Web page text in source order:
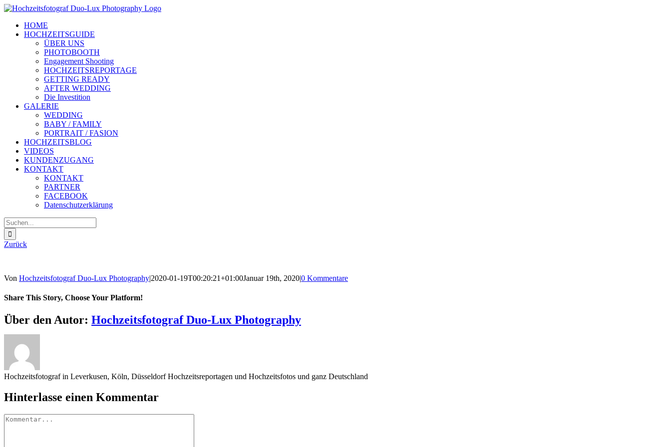
Zum
springenHOME
HOCHZEITSGUIDE
ÜBER UNS
PHOTOBOOTH
Engagement Shooting
HOCHZEITSREPORTAGE
GETTING READY
AFTER WEDDING
Die Investition
GALERIE
WEDDING
BABY / FAMILY
PORTRAIT / FASION
HOCHZEITSBLOG
VIDEOS
KUNDENZUGANG
KONTAKT
KONTAKT
PARTNER
FACEBOOK
Datenschutzerklärung
Suche
nach:
Zurück
Von Hochzeitsfotograf Duo-Lux Photography|2020-01-19T00:20:21+01:00Januar 19th, 2020|0 Kommentare
Share This Story, Choose Your Platform!
Sharing_facebook
Sharing_twitter
Sharing_reddit
Über den Autor: Hochzeitsfotograf Duo-Lux Photography
Hochzeitsfotograf in Leverkusen, Köln, Düsseldorf Hochzeitsreportagen und Hochzeitsfotos und ganz Deutschland
Hinterlasse einen Kommentar
Kommentar